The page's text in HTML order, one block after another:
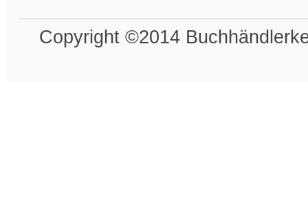
Copyright ©2014